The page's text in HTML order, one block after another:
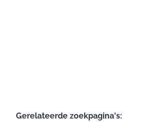
Gerelateerde zoekpagina's: